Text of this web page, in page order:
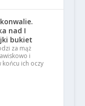
nad I
bukiet
za mąż
i
końcu ich oczy